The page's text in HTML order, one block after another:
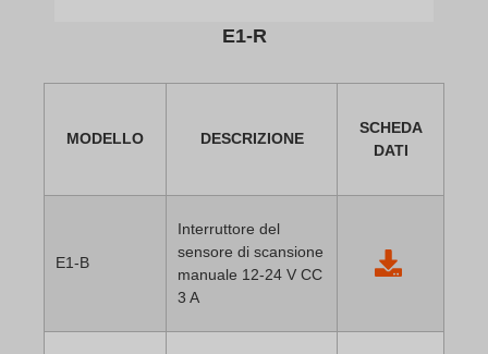
E1-R
MODELLO DESCRIZIONE
SCHEDA
DATI
E1-B
Interruttore del
sensore di scansione
manuale 12-24 V CC
3 A